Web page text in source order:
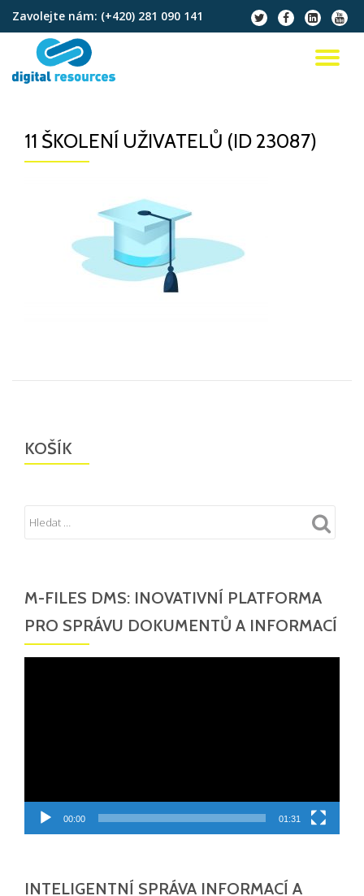
Přeskočit
obsah
Zavolejte nám: (+420) 281 090 141
fa-
twitter
fa-
facebook
fa-
linkedin-
square
fa-
11 ŠKOLENÍ UŽIVATELŮ (ID 23087)
KOŠÍK
M-FILES DMS: INOVATIVNÍ PLATFORMA
PRO SPRÁVU DOKUMENTŮ A INFORMACÍ
00:00 01:31
INTELIGENTNÍ SPRÁVA INFORMACÍ A